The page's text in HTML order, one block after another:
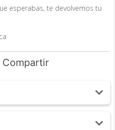
esperabas, te devolvemos tu
Compartir
150 kg